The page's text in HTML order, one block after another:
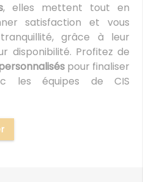
, elles mettent tout en
satisfaction et vous
grâce à leur
disponibilité. Profitez de
pour finaliser
les équipes de CIS